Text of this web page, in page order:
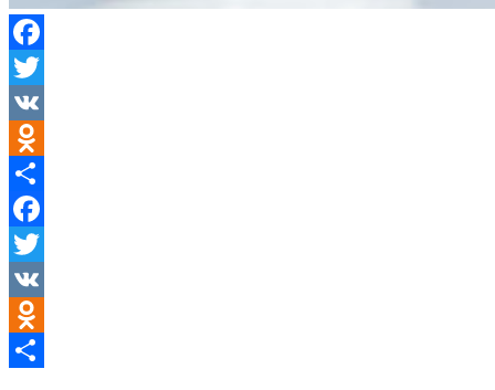
Facebook
Twitter
VK
Odnoklassniki
Отправить
Facebook
Twitter
VK
Odnoklassniki